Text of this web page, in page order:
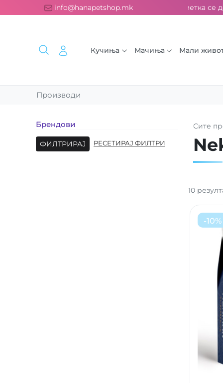
info@hanapetshop.mk
испорака над 2000 ден. ››› 2% од секоја сметка се
Кучиња Мачиња Мали
Производи
Брендови
ФИЛТРИРАЈ РЕСЕТИРАЈ ФИЛТРИ
Сите
10
-10%